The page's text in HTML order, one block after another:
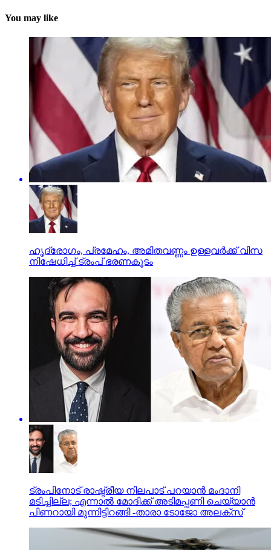
You may like
ഹൃദ്രോഗം, പ്രമേഹം, അമിതവണ്ണം ഉള്ളവര്‍ക്ക് വിസ
നിഷേധിച്ച് ട്രംപ് ഭരണകൂടം
ട്രംപിനോട് രാഷ്ട്രീയ നിലപാട് പറയാന്‍ മംദാനി
മടിച്ചില്ല; എന്നാല്‍ മോദിക്ക് അടിമപ്പണി ചെയ്യാന്‍
പിണറായി മുന്നിട്ടിറങ്ങി -താരാ ടോജോ അലക്‌സ്